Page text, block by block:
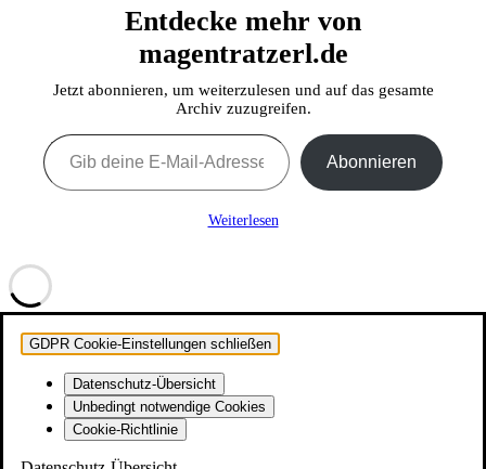
Entdecke mehr von
magentratzerl.de
Jetzt abonnieren, um weiterzulesen und auf das gesamte
Archiv zuzugreifen.
Gib deine E-Mail-Adresse ein ...
Abonnieren
Weiterlesen
GDPR Cookie-Einstellungen schließen
Datenschutz-Übersicht
Unbedingt notwendige Cookies
Cookie-Richtlinie